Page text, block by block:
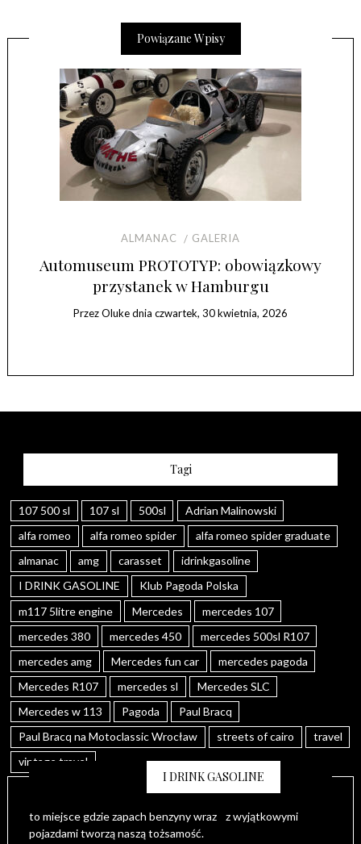
Powiązane Wpisy
ALMANAC GALERIA
Automuseum PROTOTYP: obowiązkowy
przystanek w Hamburgu
PrzezOlukednia czwartek, 30 kwietnia, 2026
Tagi
107 500 sl 107 sl 500sl
Adrian Malinowski
alfa romeo
alfa romeo spider
alfa romeo spider graduate
almanac
amg carasset
idrinkgasoline
I DRINK GASOLINE
Klub Pagoda Polska
m117 5litre engine
Mercedes
mercedes 107
mercedes 380
mercedes 450
mercedes 500sl R107
mercedes amg
Mercedes fun car
mercedes pagoda
Mercedes R107
mercedes sl
Mercedes SLC
Mercedes w 113
Pagoda
Paul Bracq
Paul Bracq na Motoclassic Wrocław
streets of cairo
travel
vintage travel
I DRINK GASOLINE
to miejsce gdzie zapach benzyny wraz z wyjątkowymi
pojazdami tworzą naszą tożsamość.